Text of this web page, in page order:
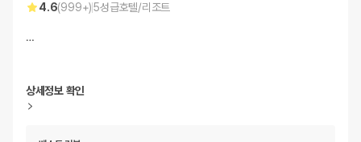
4.6(999+)5성급호텔/리조트
…
상세정보 확인